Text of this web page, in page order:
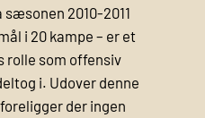
2010-2011
i 20 kampe – er et
rolle som offensiv
i. Udover denne
der ingen